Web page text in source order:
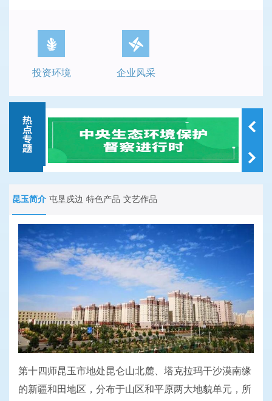
投资环境 企业风采
昆玉简介 屯垦戍边 特色产品 文艺作品
第十四师昆玉市地处昆仑山北麓、塔克拉玛干沙漠南缘
的新疆和田地区，分布于山区和平原两大地貌单元，所